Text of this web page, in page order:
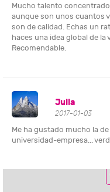
Mucho talento
aunque son unos cuantos
son de calidad. Echas un
haces una idea global de
Recomendable.
Julia
2017-01-03
Me ha gustado mucho la
universidad-empresa...